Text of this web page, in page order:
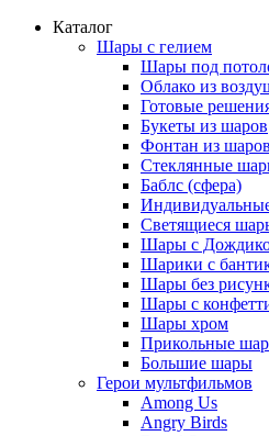
Каталог
Шары с гелием
Шары под
Облако из
Готовые
Букеты из шаров
Фонтан из шаров
Стеклянные
Баблс (сфера)
Светящиеся
Шары с
Шарики с
Шары без
Шары с
Шары хром
Прикольные
Большие шары
Герои мультфильмов
Among Us
Angry Birds